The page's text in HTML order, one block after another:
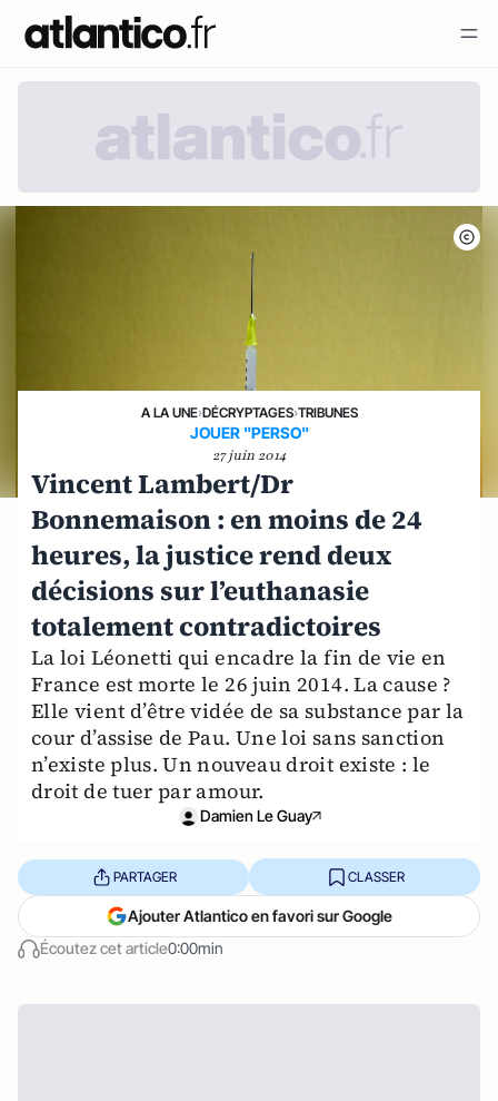
A LA UNE›DÉCRYPTAGES›TRIBUNES
JOUER "PERSO"
27 juin 2014
Vincent Lambert/Dr
Bonnemaison : en moins de 24
heures, la justice rend deux
décisions sur l’euthanasie
totalement contradictoires
La loi Léonetti qui encadre la fin de vie en
France est morte le 26 juin 2014. La cause ?
Elle vient d’être vidée de sa substance par la
cour d’assise de Pau. Une loi sans sanction
n’existe plus. Un nouveau droit existe : le
droit de tuer par amour.
Damien Le Guay
Écoutez cet article0:00min
PARTAGER CLASSER
Ajouter Atlantico en favori sur Google